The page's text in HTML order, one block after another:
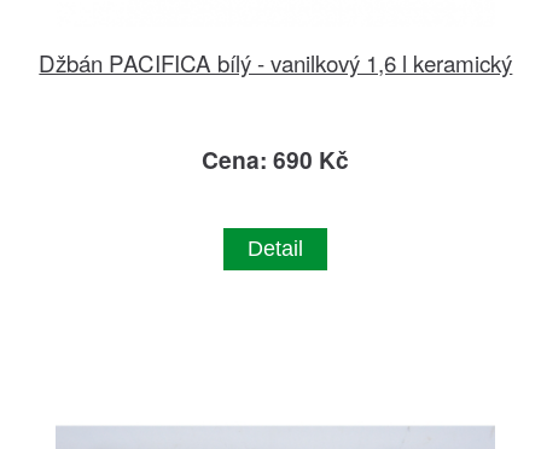
Džbán PACIFICA bílý - vanilkový 1,6 l keramický
Cena: 690 Kč
Detail